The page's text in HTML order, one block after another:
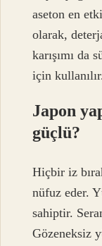
aseton en
olarak,
karışımı da
için
Japon
güçlü?
Hiçbir iz
nüfuz eder.
sahiptir.
Gözeneksiz